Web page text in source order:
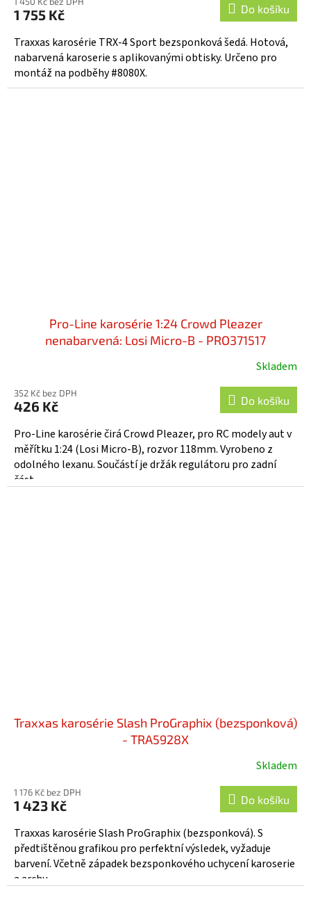
1 755 Kč Do košíku
Traxxas karosérie TRX-4 Sport bezsponková šedá. Hotová,
nabarvená karoserie s aplikovanými obtisky. Určeno pro
montáž na podběhy #8080X.
Pro-Line karosérie 1:24 Crowd Pleazer
nenabarvená: Losi Micro-B - PRO371517
Skladem
352 Kč bez DPH
426 Kč Do košíku
Pro-Line karosérie čirá Crowd Pleazer, pro RC modely aut v
měřítku 1:24 (Losi Micro-B), rozvor 118mm. Vyrobeno z
odolného lexanu. Součástí je držák regulátoru pro zadní
část.
Traxxas karosérie Slash ProGraphix (bezsponková)
- TRA5928X
Skladem
1 176 Kč bez DPH
1 423 Kč Do košíku
Traxxas karosérie Slash ProGraphix (bezsponková). S
předtištěnou grafikou pro perfektní výsledek, vyžaduje
barvení. Včetně západek bezsponkového uchycení karoserie
a archu...